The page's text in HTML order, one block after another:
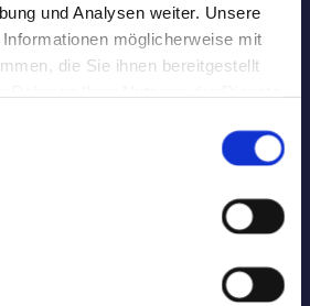
und Analysen weiter. Unsere
möglicherweise mit
die Sie ihnen bereitgestellt